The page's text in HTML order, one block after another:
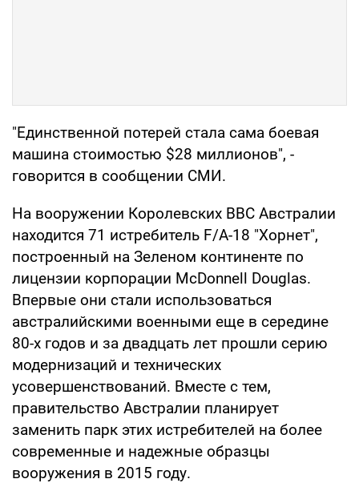
"Единственной потерей стала сама боевая
машина стоимостью $28 миллионов", -
говорится в сообщении СМИ.
На вооружении Королевских ВВС Австралии
находится 71 истребитель F/A-18 "Хорнет",
построенный на Зеленом континенте по
лицензии корпорации McDonnell Douglas.
Впервые они стали использоваться
австралийскими военными еще в середине
80-х годов и за двадцать лет прошли серию
модернизаций и технических
усовершенствований. Вместе с тем,
правительство Австралии планирует
заменить парк этих истребителей на более
современные и надежные образцы
вооружения в 2015 году.